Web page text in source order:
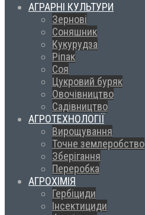
АГРАРНІ КУЛЬТУРИ
Зернові
Соняшник
Кукурудза
Ріпак
Соя
Цукровий буряк
Овочівництво
Садівництво
АГРОТЕХНОЛОГІЇ
Вирощування
Точне землеробство
Зберігання
Переробка
АГРОХІМІЯ
Гербіциди
Інсектициди